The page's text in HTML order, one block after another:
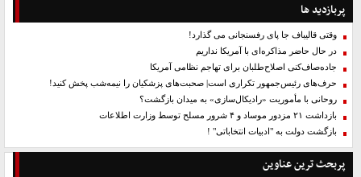
پربازدید ها
وقتی قالیباف جا پای رفسنجانی می گذارد!
در حال حاضر مذاکره‌ای با آمریکا نداریم
جاده‌صاف‌کنی اصلاح‌طلبان برای تهاجم نظامی آمریکا
حرف‌های رئیس‌جمهور تکراری است| صحبت‌های پزشکیان را نیمه‌شب پخش کنید!
روحانی با مأموریت «رادیکال‌سازی» به میدان بازگشت؟
بازداشت ۲۱ مزدور موساد و ۴ شرور مسلح توسط وزارت اطلاعات
بازگشت دولت به "ادبیات انتخاباتی" !
پربحث ترین عناوین